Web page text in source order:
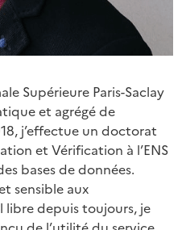
Supérieure Paris-Saclay
et agrégé de
j’effectue un doctorat
et Vérification à l’ENS
bases de données.
sensible aux
depuis toujours, je
de l’utilité du service